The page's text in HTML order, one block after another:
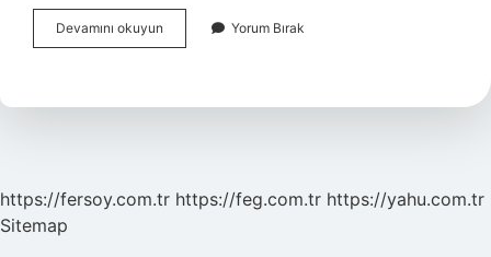
Devamını okuyun
Fiyati
Yorum Bırak
https://fersoy.com.tr https://feg.com.tr https://yahu.com.tr
Sitemap